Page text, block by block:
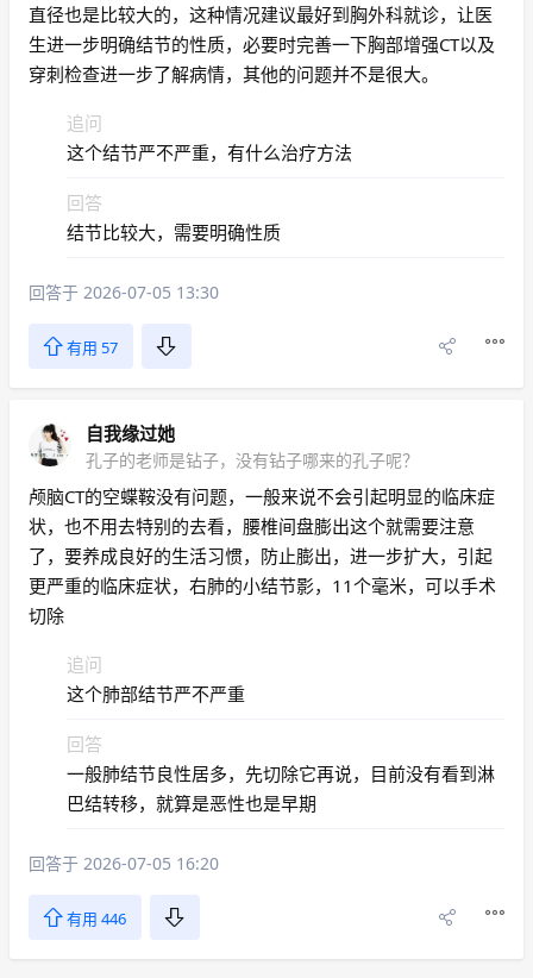
直径也是比较大的，这种情况建议最好到胸外科就诊，让医
生进一步明确结节的性质，必要时完善一下胸部增强CT以及
穿刺检查进一步了解病情，其他的问题并不是很大。
追问
这个结节严不严重，有什么治疗方法
回答
结节比较大，需要明确性质
回答于 2026-07-05 13:30
有用 57
自我缘过她
孔子的老师是钻子，没有钻子哪来的孔子呢？
颅脑CT的空蝶鞍没有问题，一般来说不会引起明显的临床症
状，也不用去特别的去看，腰椎间盘膨出这个就需要注意
了，要养成良好的生活习惯，防止膨出，进一步扩大，引起
更严重的临床症状，右肺的小结节影，11个毫米，可以手术
切除
追问
这个肺部结节严不严重
回答
一般肺结节良性居多，先切除它再说，目前没有看到淋
巴结转移，就算是恶性也是早期
回答于 2026-07-05 16:20
有用 446